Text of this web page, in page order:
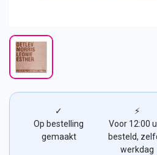
✓
Op bestelling
gemaakt
⚡
Voor 12:00
besteld,
werkdag